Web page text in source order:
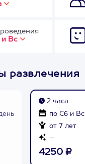
и Вс
развлечения
2 часа
по Сб и Вс
от 7 лет
—
4250 ₽